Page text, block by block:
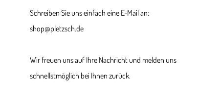
Schreiben Sie uns einfach eine E-Mail an:
shop@pletzsch.de
Wir freuen uns auf Ihre Nachricht und melden uns
schnellstmöglich bei Ihnen zurück.